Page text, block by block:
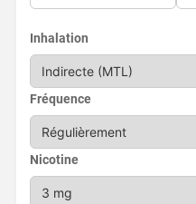
Inhalation
Fréquence
Nicotine